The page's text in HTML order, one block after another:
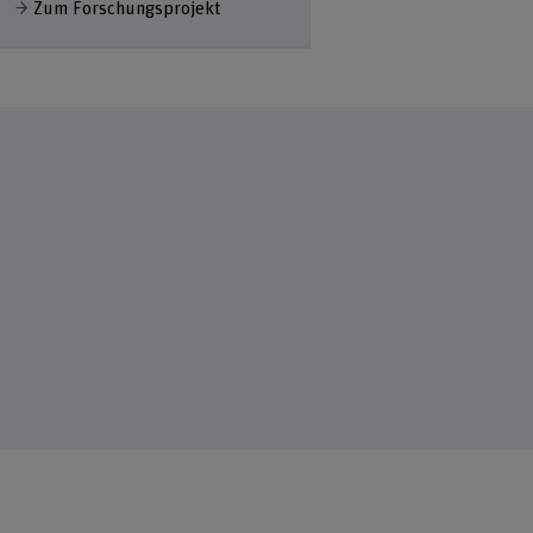
anzeigen
Zum Forschungsprojekt